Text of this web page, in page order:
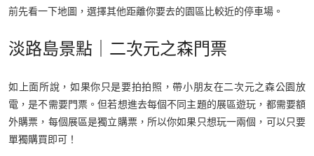
前先看一下地圖，選擇其他距離你要去的園區比較近的停車場。
淡路島景點｜二次元之森門票
如上面所說，如果你只是要拍拍照，帶小朋友在二次元之森公園放
電，是不需要門票。但若想進去每個不同主題的展區遊玩，都需要額
外購票，每個展區是獨立購票，所以你如果只想玩一兩個，可以只要
單獨購買即可！